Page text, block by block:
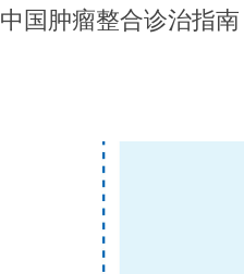
中国肿瘤整合诊治指